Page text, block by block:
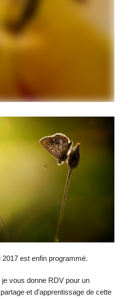
est enfin programmé.
vous donne RDV pour un
et d’apprentissage de cette